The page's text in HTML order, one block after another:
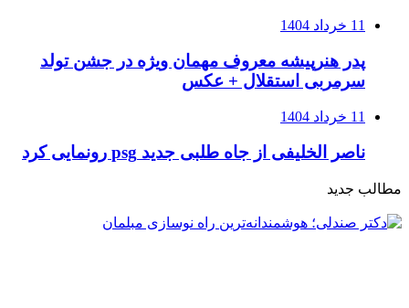
11 خرداد 1404
پدر هنرپیشه معروف مهمان ویژه در جشن تولد
سرمربی استقلال + عکس
11 خرداد 1404
ناصر الخلیفی از جاه طلبی جدید psg رونمایی کرد
مطالب جدید